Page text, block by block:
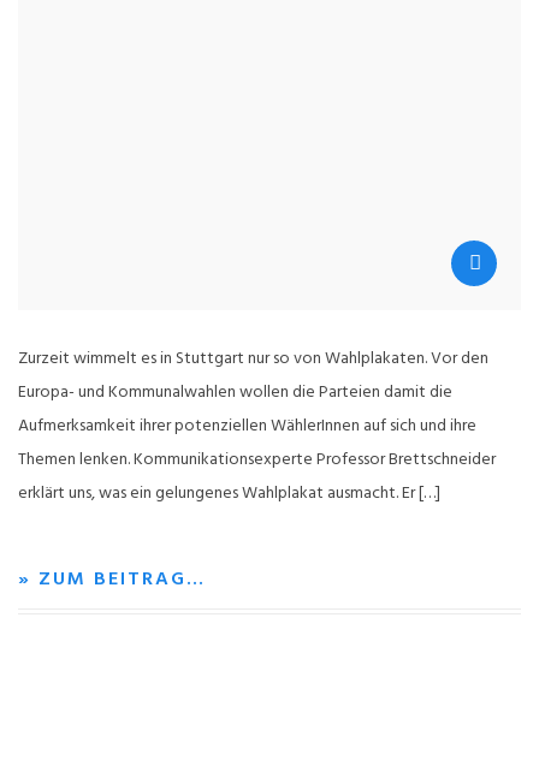
Zurzeit wimmelt es in Stuttgart nur so von Wahlplakaten. Vor den
Europa- und Kommunalwahlen wollen die Parteien damit die
Aufmerksamkeit ihrer potenziellen WählerInnen auf sich und ihre
Themen lenken. Kommunikationsexperte Professor Brettschneider
erklärt uns, was ein gelungenes Wahlplakat ausmacht. Er […]
» ZUM BEITRAG…